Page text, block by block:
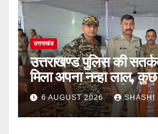
उत्तराखंड
उत्तराखण्ड पुलिस की
मिला अपना नन्हा लाल,
सकुशल खोजकर परिजनों के
6 AUGUST 2026 SHASHI